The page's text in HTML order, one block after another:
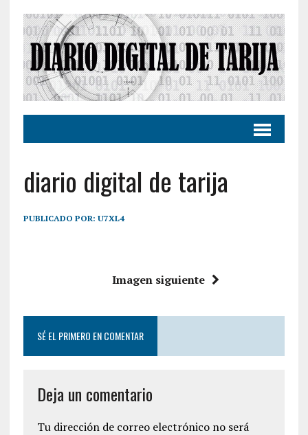
diario digital de tarija
PUBLICADO POR: U7XL4
Imagen siguiente
SÉ EL PRIMERO EN COMENTAR
Deja un comentario
Tu dirección de correo electrónico no será